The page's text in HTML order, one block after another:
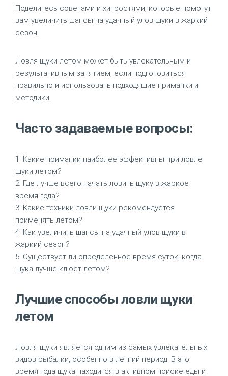
Поделитесь советами и хитростями, которые помогут
вам увеличить шансы на удачный улов щуки в жаркий
сезон.
Ловля щуки летом может быть увлекательным и
результативным занятием, если подготовиться
правильно и использовать подходящие приманки и
методики.
Часто задаваемые вопросы:
1. Какие приманки наиболее эффективны при ловле
щуки летом?
2. Где лучше всего начать ловить щуку в жаркое
время года?
3. Какие техники ловли щуки рекомендуется
применять летом?
4. Как увеличить шансы на удачный улов щуки в
жаркий сезон?
5. Существует ли определенное время суток, когда
щука лучше клюет летом?
Лучшие способы ловли щуки
летом
Ловля щуки является одним из самых увлекательных
видов рыбалки, особенно в летний период. В это
время года щука находится в активном поиске еды и